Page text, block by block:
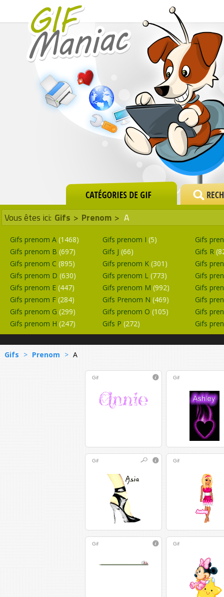
Vous êtes ici: Gifs > Prenom > A
Gifs prenom A (1468)
Gifs prenom B (697)
Gifs prenom C (895)
Gifs prenom D (630)
Gifs prenom E (447)
Gifs prenom F (284)
Gifs prenom G (299)
Gifs prenom H (247)
Gifs prenom I (5)
Gifs J (66)
Gifs prenom K (301)
Gifs prenom L (773)
Gifs prenom M (992)
Gifs Prenom N (469)
Gifs prenom O (105)
Gifs P (272)
Gifs
Gifs R
Gifs
Gifs
Gifs
Gifs
Gifs
Gifs
Gifs > Prenom > A
Gif Gif
Gif Gif
Gif Gif